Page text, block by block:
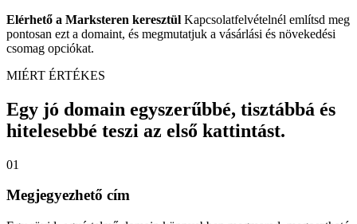
Elérhető a Marksteren keresztül Kapcsolatfelvételnél említsd meg
pontosan ezt a domaint, és megmutatjuk a vásárlási és növekedési
csomag opciókat.
MIÉRT ÉRTÉKES
Egy jó domain egyszerűbbé, tisztábbá és
hitelesebbé teszi az első kattintást.
01
Megjegyezhető cím